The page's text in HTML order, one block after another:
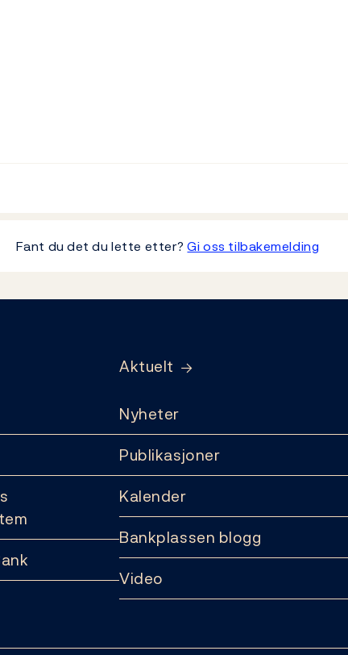
Fant du det du lette etter?Gi oss tilbakemelding
Aktuelt
Nyheter
Publikasjoner
Kalender
Bankplassen blogg
Video